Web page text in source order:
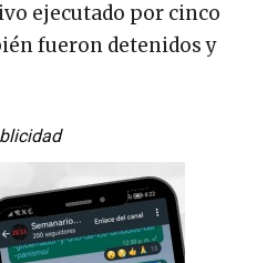
ejecutado por cinco
fueron detenidos y